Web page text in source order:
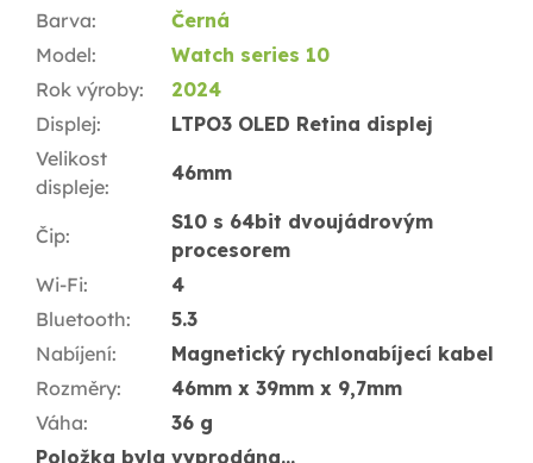
Barva:
Černá
Model:
Watch series 10
Rok výroby:
2024
Displej:
LTPO3 OLED Retina displej
Velikost
displeje:
46mm
Čip:
S10 s 64bit dvoujádrovým
procesorem
Wi-Fi:
4
Bluetooth:
5.3
Nabíjení:
Magnetický rychlonabíjecí kabel
Rozměry:
46mm x 39mm x 9,7mm
Váha:
36 g
Položka byla vyprodána…